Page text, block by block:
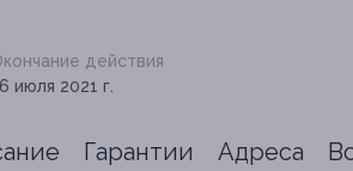
действия
июля 2021 г.
Гарантии Адреса